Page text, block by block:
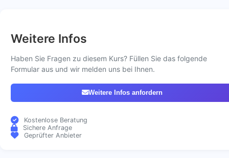
Weitere Infos
Haben Sie Fragen zu diesem Kurs? Füllen Sie das folgende
Formular aus und wir melden uns bei Ihnen.
Weitere Infos anfordern
Kostenlose Beratung
Sichere Anfrage
Geprüfter Anbieter